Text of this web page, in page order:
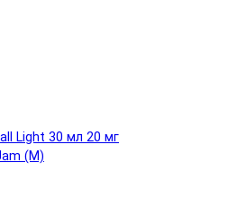
Light 30 мл 20 мг
(М)